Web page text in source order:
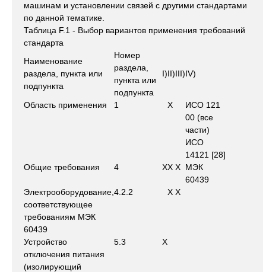
машинам и установлении связей с другими стандартами
по данной тематике.
Таблица F.1 - Выбор вариантов применения требований
стандарта
Наименование
раздела, пункта или
подпункта
Номер
раздела,
пункта или
подпункта
I)II)III)IV)
Область применения 1 X
ИСО 121
00 (все
части)
ИСО
14121 [28]
Общие требования
4 XX X МЭК
60439
Электрооборудование,
соответствующее
требованиям МЭК
60439
4.2.2 X X
Устройство
отключения питания
(изолирующий
5.3 X